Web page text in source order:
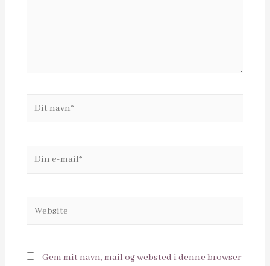
Dit
Din
Website
Gem mit navn, mail og websted i denne browser